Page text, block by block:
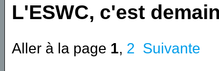
L'ESWC, c'est
Aller à la page 1, 2 Suivante